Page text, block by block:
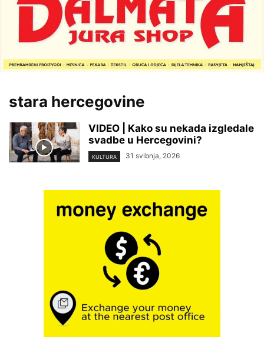
stara hercegovine
VIDEO | Kako su nekada izgledale
svadbe u Hercegovini?
KULTURA 31 svibnja, 2026